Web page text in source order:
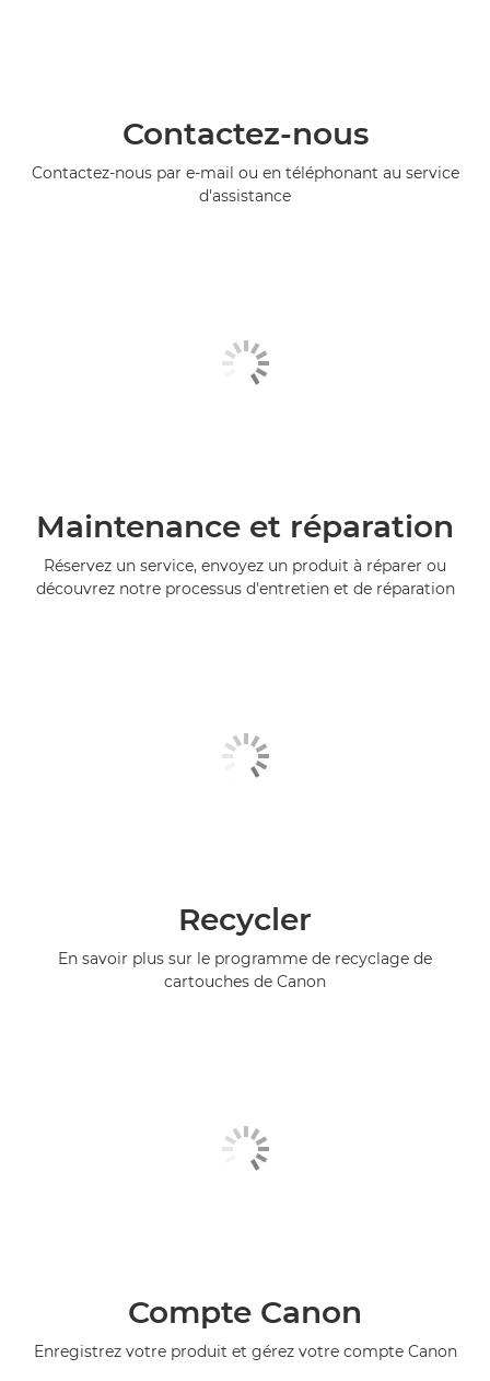
Contactez-nous
Contactez-nous par e-mail ou en téléphonant au service
d'assistance
Maintenance et réparation
Réservez un service, envoyez un produit à réparer ou
découvrez notre processus d'entretien et de réparation
Recycler
En savoir plus sur le programme de recyclage de
cartouches de Canon
Compte Canon
Enregistrez votre produit et gérez votre compte Canon